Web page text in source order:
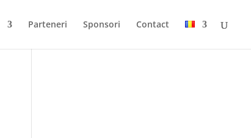
Parteneri Sponsori Contact